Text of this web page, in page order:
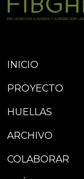
INICIO
PROYECTO
HUELLAS
ARCHIVO
COLABORAR